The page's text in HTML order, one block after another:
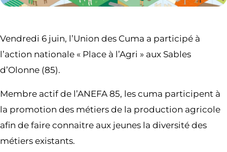
Vendredi 6 juin, l’Union des Cuma a participé à
l’action nationale « Place à l’Agri » aux Sables
d’Olonne (85).
Membre actif de l’ANEFA 85, les cuma participent à
la promotion des métiers de la production agricole
afin de faire connaitre aux jeunes la diversité des
métiers existants.